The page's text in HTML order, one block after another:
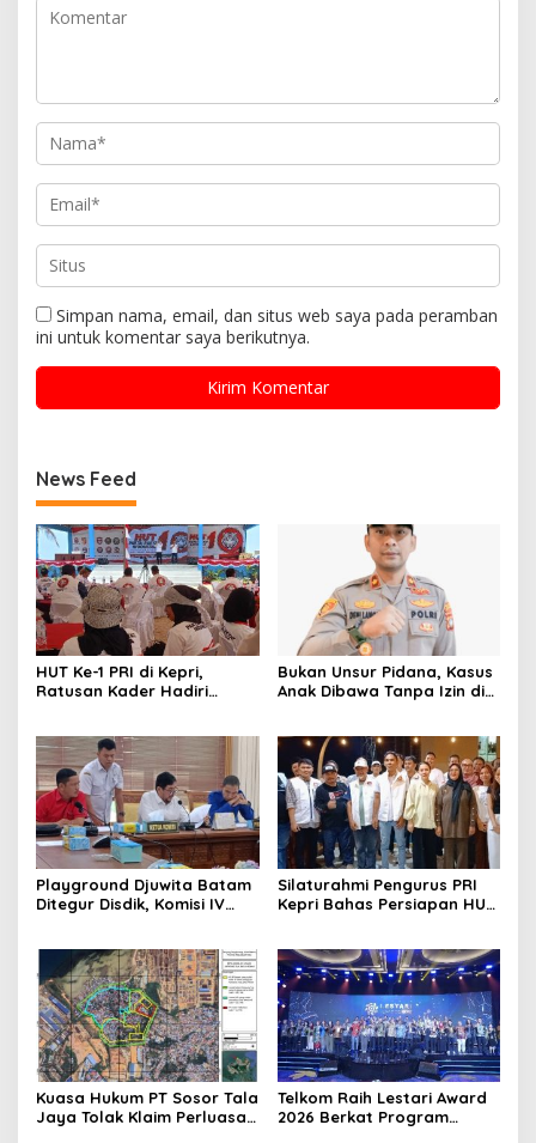
Simpan nama, email, dan situs web saya pada peramban
ini untuk komentar saya berikutnya.
News Feed
HUT Ke-1 PRI di Kepri,
Ratusan Kader Hadiri
Bukan Unsur Pidana, Kasus
Anak Dibawa Tanpa Izin di
Playground Djuwita Batam
Ditegur Disdik, Komisi IV
Silaturahmi Pengurus PRI
Kepri Bahas Persiapan HUT
Kuasa Hukum PT Sosor Tala
Jaya Tolak Klaim Perluasan
Telkom Raih Lestari Award
2026 Berkat Program